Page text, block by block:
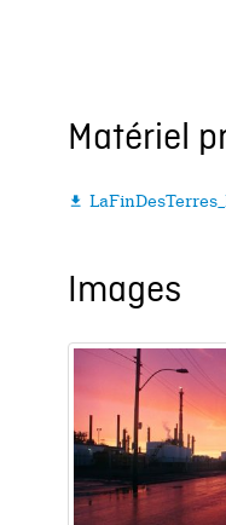
Matériel

Images